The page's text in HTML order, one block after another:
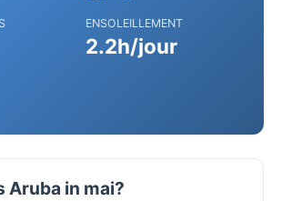
ENSOLEILLEMENT
2.2h/jour
Aruba in mai?